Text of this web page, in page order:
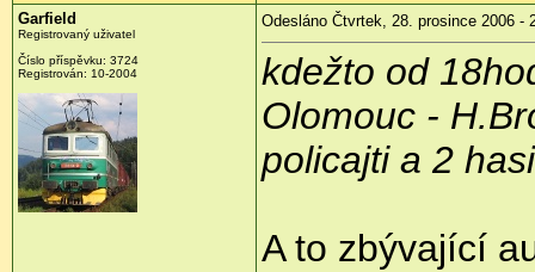
Garfield
Registrovaný uživatel
Číslo příspěvku: 3724
Registrován: 10-2004
Odesláno Čtvrtek, 28. prosince 2006 -
kdežto od
Olomouc -
policajti a 2
A to zbývající